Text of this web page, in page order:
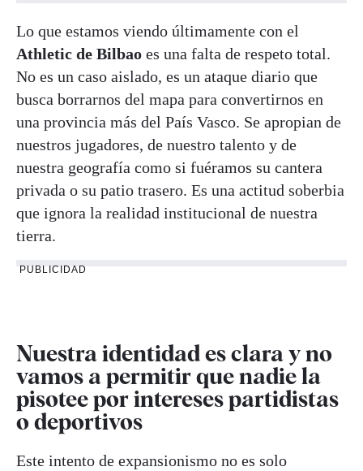
Lo que estamos viendo últimamente con el
Athletic de Bilbao es una falta de respeto total.
No es un caso aislado, es un ataque diario que
busca borrarnos del mapa para convertirnos en
una provincia más del País Vasco. Se apropian de
nuestros jugadores, de nuestro talento y de
nuestra geografía como si fuéramos su cantera
privada o su patio trasero. Es una actitud soberbia
que ignora la realidad institucional de nuestra
tierra.
PUBLICIDAD
Nuestra identidad es clara y no
vamos a permitir que nadie la
pisotee por intereses partidistas
o deportivos
Este intento de expansionismo no es solo